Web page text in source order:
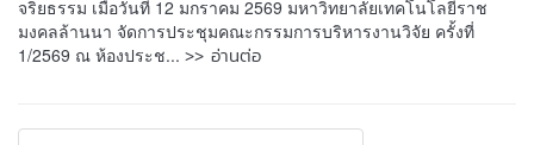
จริยธรรม เมื่อวันที่ 12 มกราคม 2569 มหาวิทยาลัยเทคโนโลยีราช
มงคลล้านนา จัดการประชุมคณะกรรมการบริหารงานวิจัย ครั้งที่
1/2569 ณ ห้องประช... >> อ่านต่อ